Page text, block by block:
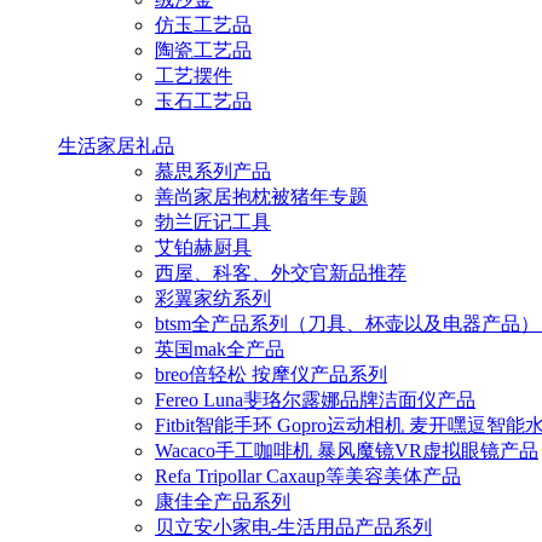
仿玉工艺品
陶瓷工艺品
工艺摆件
玉石工艺品
生活家居礼品
慕思系列产品
善尚家居抱枕被猪年专题
勃兰匠记工具
艾铂赫厨具
西屋、科客、外交官新品推荐
彩翼家纺系列
btsm全产品系列（刀具、杯壶以及电器产品）
英国mak全产品
breo倍轻松 按摩仪产品系列
Fereo Luna斐珞尔露娜品牌洁面仪产品
Fitbit智能手环 Gopro运动相机 麦开嘿逗智能
Wacaco手工咖啡机 暴风魔镜VR虚拟眼镜产品
Refa Tripollar Caxaup等美容美体产品
康佳全产品系列
贝立安小家电-生活用品产品系列